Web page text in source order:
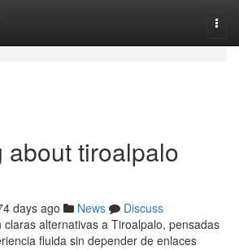
about tiroalpalo
days ago News
Discuss
claras alternativas a Tiroalpalo, pensadas
fluida sin depender de enlaces